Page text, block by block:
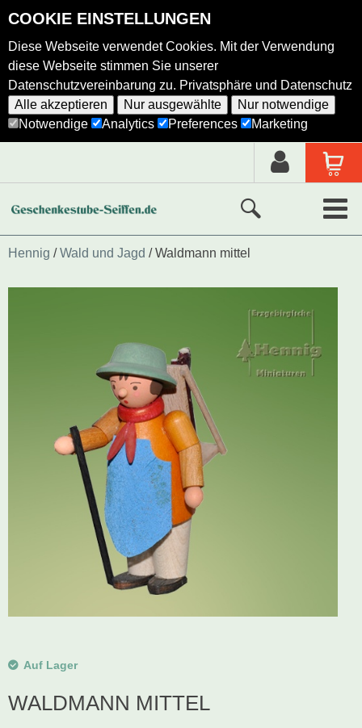
COOKIE EINSTELLUNGEN
Diese Webseite verwendet Cookies. Mit der Verwendung
diese Webseite stimmen Sie unserer
Datenschutzvereinbarung zu. Privatsphäre und Datenschutz
Alle akzeptieren
Nur ausgewählte
Nur notwendige
Notwendige
Analytics Preferences Marketing
Neue Produkte
Ausgewählte Produkte
Holzkunst nach Hersteller
Räucherfiguren
Hennig Wald und Jagd Waldmann mittel
Auf Lager
WALDMANN MITTEL